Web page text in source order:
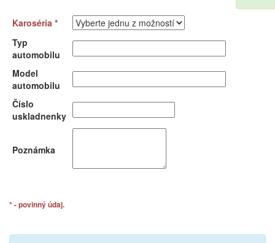
Karoséria *
Typ
automobilu
Model
automobilu
Číslo
uskladnenky
Poznámka
* - povinný údaj.